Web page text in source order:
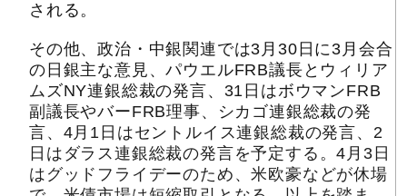
される。
その他、政治・中銀関連では3月30日に3月会合
の日銀主な意見、パウエルFRB議長とウィリア
ムズNY連銀総裁の発言、31日はボウマンFRB
副議長やバーFRB理事、シカゴ連銀総裁の発
言、4月1日はセントルイス連銀総裁の発言、2
日はダラス連銀総裁の発言を予定する。4月3日
はグッドフライデーのため、米欧豪などが休場